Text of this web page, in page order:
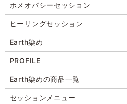
ホメオパシーセッション
ヒーリングセッション
Earth染め
PROFILE
Earth染めの商品一覧
セッションメニュー